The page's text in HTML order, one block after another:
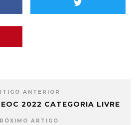
ANTERIOR
2022 CATEGORIA LIVRE
ARTIGO